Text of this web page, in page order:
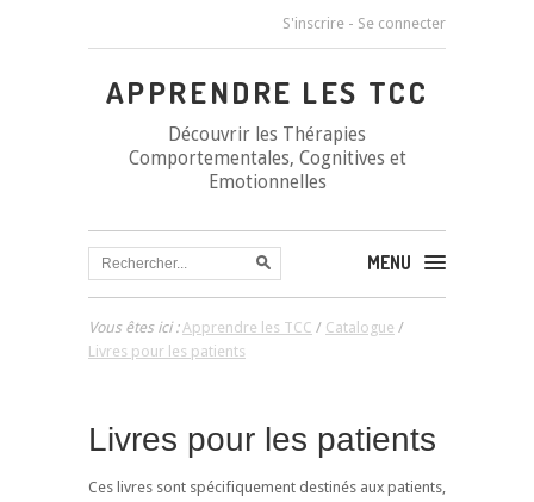
S'inscrire - Se connecter
APPRENDRE LES TCC
Découvrir les Thérapies
Comportementales, Cognitives et
Emotionnelles
MENU
Vous êtes ici :Apprendre les TCC / Catalogue /
Livres pour les patients
Livres pour les patients
Ces livres sont spécifiquement destinés aux patients,